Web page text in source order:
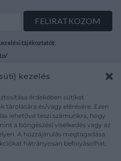
kezelés
érdekében sütiket
tárolására és/vagy elérésére. Ezen
lehetővé teszi számunkra, hogy
a böngészési viselkedés vagy az
A hozzájárulás megtagadása
hátrányosan befolyásolhat.
tájékoztatót:
Áraink
ÁSZF
Adatvédelem
Impresszum